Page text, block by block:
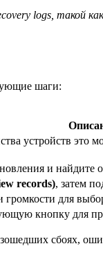
logs, такой
шаги:
устройств это
и найдите
records), затем
для
кнопку для
сбоях,